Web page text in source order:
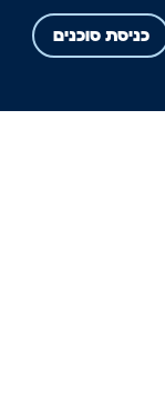
כניסת סוכנים